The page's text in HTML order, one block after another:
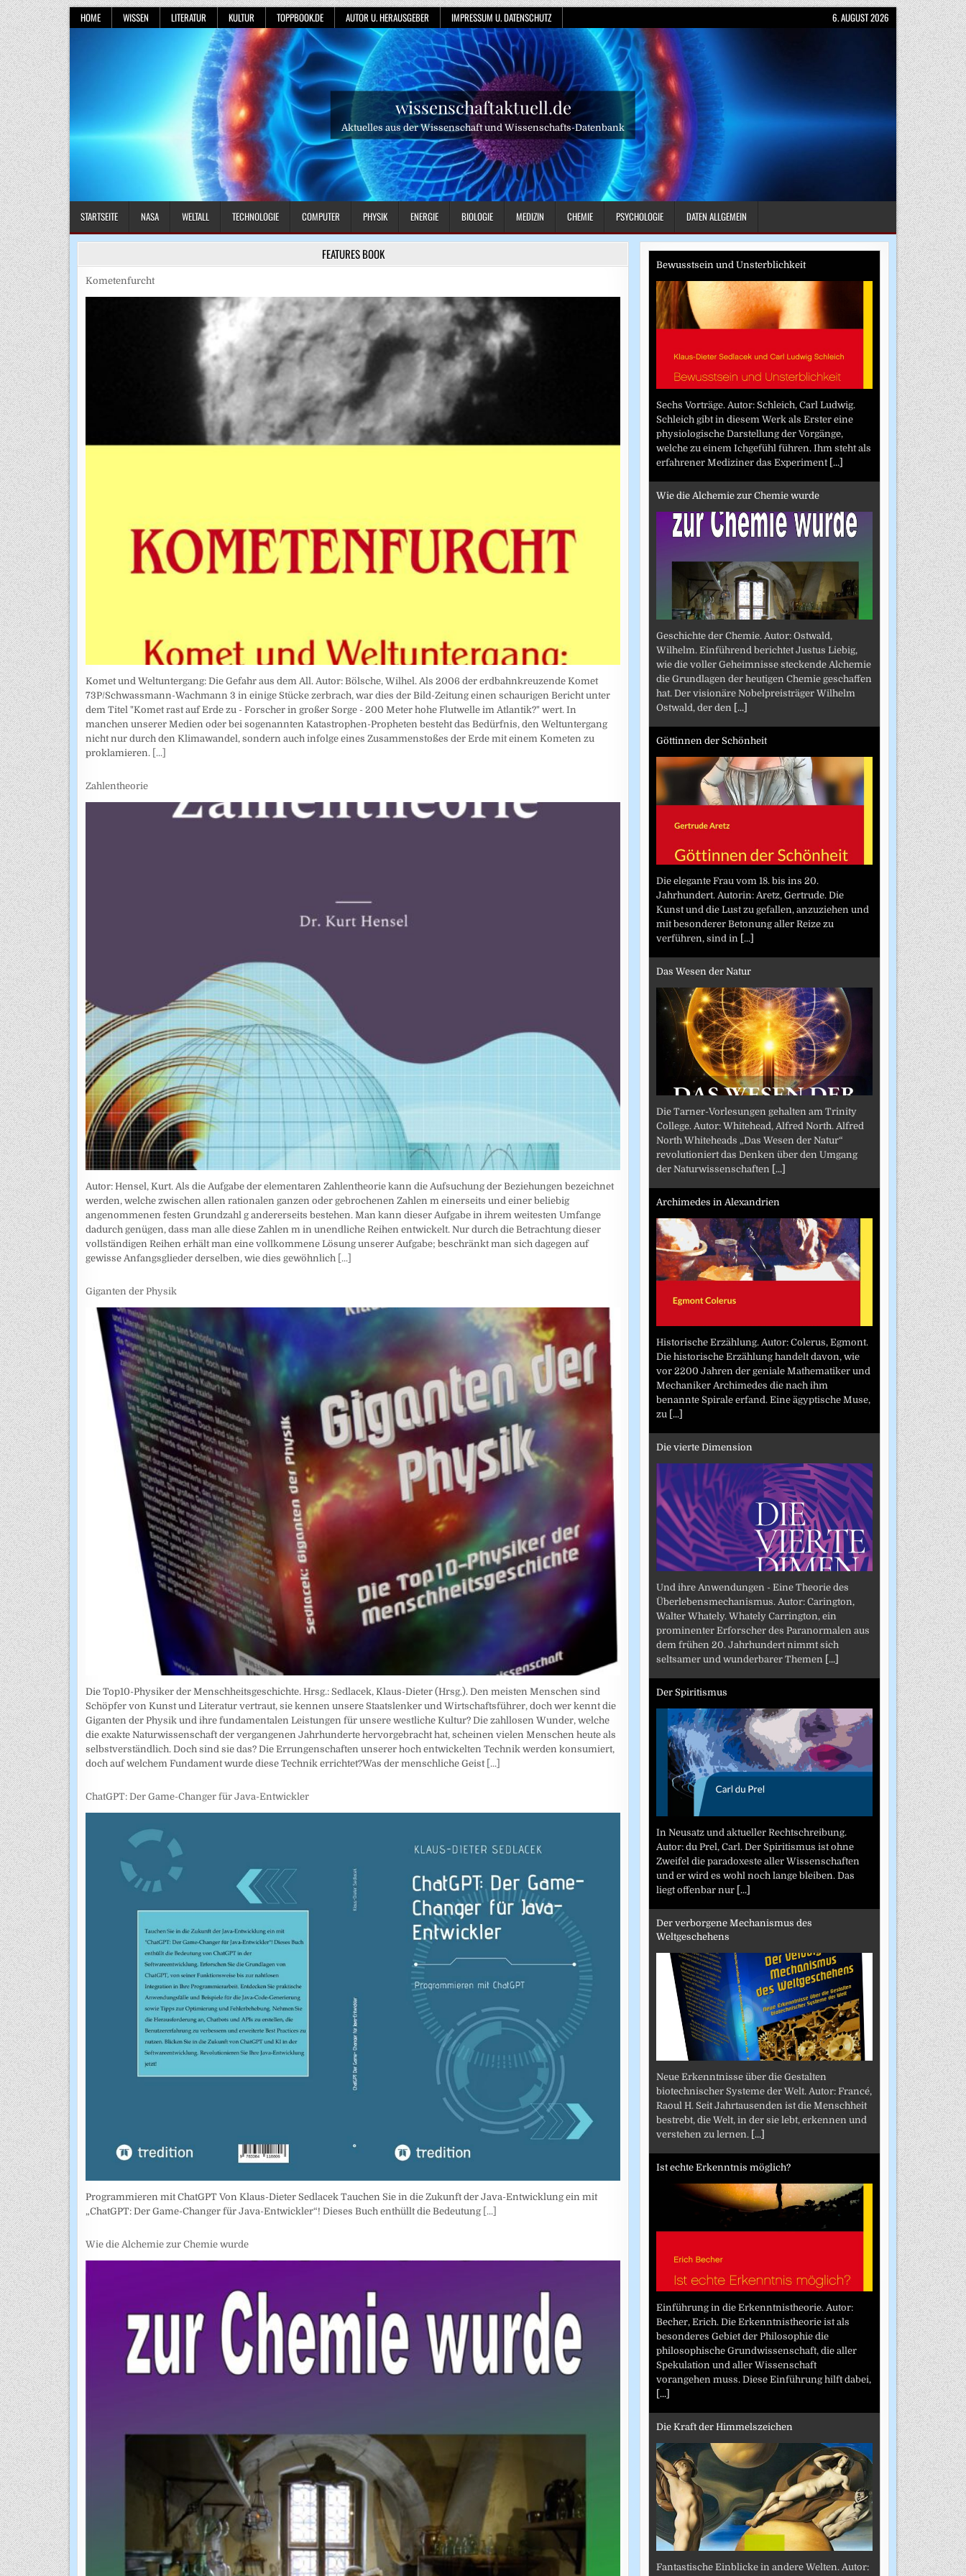
Skip
to
content
HOME WISSEN LITERATUR KULTUR TOPPBOOK.DE AUTOR U. HERAUSGEBER IMPRESSUM U. DATENSCHUTZ 6. AUGUST 2026
wissenschaftaktuell.de
Aktuelles aus der Wissenschaft und Wissenschafts-Datenbank
STARTSEITE NASA WELTALL TECHNOLOGIE COMPUTER PHYSIK ENERGIE BIOLOGIE MEDIZIN CHEMIE PSYCHOLOGIE DATEN ALLGEMEIN
FEATURES BOOK
Kometenfurcht
Komet und Weltuntergang: Die Gefahr aus dem All. Autor: Bölsche, Wilhel. Als 2006 der erdbahnkreuzende Komet
73P/Schwassmann-Wachmann 3 in einige Stücke zerbrach, war dies der Bild-Zeitung einen schaurigen Bericht unter
dem Titel "Komet rast auf Erde zu - Forscher in großer Sorge - 200 Meter hohe Flutwelle im Atlantik?" wert. In
manchen unserer Medien oder bei sogenannten Katastrophen-Propheten besteht das Bedürfnis, den Weltuntergang
nicht nur durch den Klimawandel, sondern auch infolge eines Zusammenstoßes der Erde mit einem Kometen zu
proklamieren. [...]
Zahlentheorie
Autor: Hensel, Kurt. Als die Aufgabe der elementaren Zahlentheorie kann die Aufsuchung der Beziehungen bezeichnet
werden, welche zwischen allen rationalen ganzen oder gebrochenen Zahlen m einerseits und einer beliebig
angenommenen festen Grundzahl g andererseits bestehen. Man kann dieser Aufgabe in ihrem weitesten Umfange
dadurch genügen, dass man alle diese Zahlen m in unendliche Reihen entwickelt. Nur durch die Betrachtung dieser
vollständigen Reihen erhält man eine vollkommene Lösung unserer Aufgabe; beschränkt man sich dagegen auf
gewisse Anfangsglieder derselben, wie dies gewöhnlich [...]
Giganten der Physik
Die Top10-Physiker der Menschheitsgeschichte. Hrsg.: Sedlacek, Klaus-Dieter (Hrsg.). Den meisten Menschen sind
Schöpfer von Kunst und Literatur vertraut, sie kennen unsere Staatslenker und Wirtschaftsführer, doch wer kennt die
Giganten der Physik und ihre fundamentalen Leistungen für unsere westliche Kultur? Die zahllosen Wunder, welche
die exakte Naturwissenschaft der vergangenen Jahrhunderte hervorgebracht hat, scheinen vielen Menschen heute als
selbstverständlich. Doch sind sie das? Die Errungenschaften unserer hoch entwickelten Technik werden konsumiert,
doch auf welchem Fundament wurde diese Technik errichtet?Was der menschliche Geist [...]
ChatGPT: Der Game-Changer für Java-Entwickler
Programmieren mit ChatGPT Von Klaus-Dieter Sedlacek Tauchen Sie in die Zukunft der Java-Entwicklung ein mit
„ChatGPT: Der Game-Changer für Java-Entwickler“! Dieses Buch enthüllt die Bedeutung [...]
Wie die Alchemie zur Chemie wurde
Bewusstsein und Unsterblichkeit
Sechs Vorträge. Autor: Schleich, Carl Ludwig.
Schleich gibt in diesem Werk als Erster eine
physiologische Darstellung der Vorgänge,
welche zu einem Ichgefühl führen. Ihm steht als
erfahrener Mediziner das Experiment [...]
Wie die Alchemie zur Chemie wurde
Geschichte der Chemie. Autor: Ostwald,
Wilhelm. Einführend berichtet Justus Liebig,
wie die voller Geheimnisse steckende Alchemie
die Grundlagen der heutigen Chemie geschaffen
hat. Der visionäre Nobelpreisträger Wilhelm
Ostwald, der den [...]
Göttinnen der Schönheit
Die elegante Frau vom 18. bis ins 20.
Jahrhundert. Autorin: Aretz, Gertrude. Die
Kunst und die Lust zu gefallen, anzuziehen und
mit besonderer Betonung aller Reize zu
verführen, sind in [...]
Das Wesen der Natur
Die Tarner-Vorlesungen gehalten am Trinity
College. Autor: Whitehead, Alfred North. Alfred
North Whiteheads „Das Wesen der Natur“
revolutioniert das Denken über den Umgang
der Naturwissenschaften [...]
Archimedes in Alexandrien
Historische Erzählung. Autor: Colerus, Egmont.
Die historische Erzählung handelt davon, wie
vor 2200 Jahren der geniale Mathematiker und
Mechaniker Archimedes die nach ihm
benannte Spirale erfand. Eine ägyptische Muse,
zu [...]
Die vierte Dimension
Und ihre Anwendungen - Eine Theorie des
Überlebensmechanismus. Autor: Carington,
Walter Whately. Whately Carrington, ein
prominenter Erforscher des Paranormalen aus
dem frühen 20. Jahrhundert nimmt sich
seltsamer und wunderbarer Themen [...]
Der Spiritismus
In Neusatz und aktueller Rechtschreibung.
Autor: du Prel, Carl. Der Spiritismus ist ohne
Zweifel die paradoxeste aller Wissenschaften
und er wird es wohl noch lange bleiben. Das
liegt offenbar nur [...]
Der verborgene Mechanismus des
Weltgeschehens
Neue Erkenntnisse über die Gestalten
biotechnischer Systeme der Welt. Autor: Francé,
Raoul H. Seit Jahrtausenden ist die Menschheit
bestrebt, die Welt, in der sie lebt, erkennen und
verstehen zu lernen. [...]
Ist echte Erkenntnis möglich?
Einführung in die Erkenntnistheorie. Autor:
Becher, Erich. Die Erkenntnistheorie ist als
besonderes Gebiet der Philosophie die
philosophische Grundwissenschaft, die aller
Spekulation und aller Wissenschaft
vorangehen muss. Diese Einführung hilft dabei,
[...]
Die Kraft der Himmelszeichen
Fantastische Einblicke in andere Welten. Autor: